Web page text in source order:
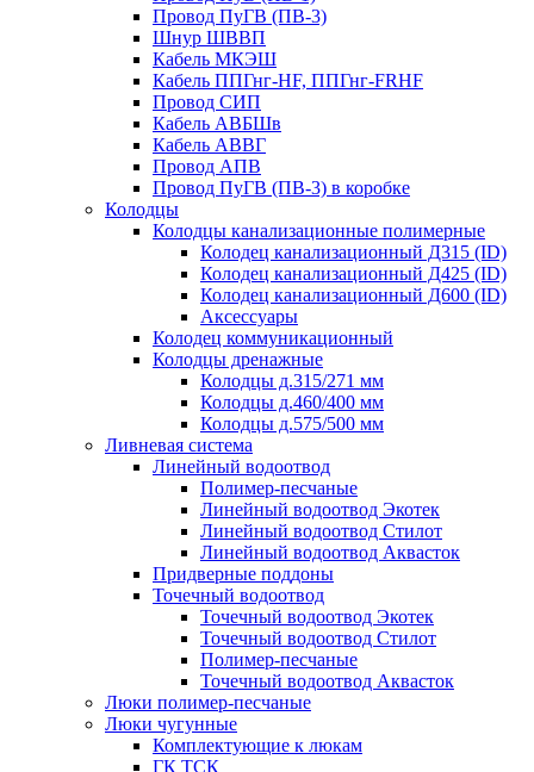
Провод ПуГВ (ПВ-3)
Шнур ШВВП
Кабель МКЭШ
Кабель ППГнг-HF, ППГнг-FRHF
Провод СИП
Кабель АВБШв
Кабель АВВГ
Провод АПВ
Провод ПуГВ (ПВ-3) в коробке
Колодцы
Колодцы канализационные полимерные
Колодец канализационный Д315 (ID)
Колодец канализационный Д425 (ID)
Колодец канализационный Д600 (ID)
Аксессуары
Колодец коммуникационный
Колодцы дренажные
Колодцы д.315/271 мм
Колодцы д.460/400 мм
Колодцы д.575/500 мм
Ливневая система
Линейный водоотвод
Полимер-песчаные
Линейный водоотвод Экотек
Линейный водоотвод Стилот
Линейный водоотвод Аквасток
Придверные поддоны
Точечный водоотвод
Точечный водоотвод Экотек
Точечный водоотвод Стилот
Полимер-песчаные
Точечный водоотвод Аквасток
Люки полимер-песчаные
Люки чугунные
Комплектующие к люкам
ГК ТСК